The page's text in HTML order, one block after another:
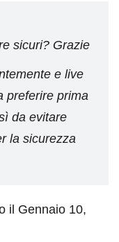
sicuri? Grazie
e live
preferire prima
da evitare
la sicurezza
il Gennaio 10,